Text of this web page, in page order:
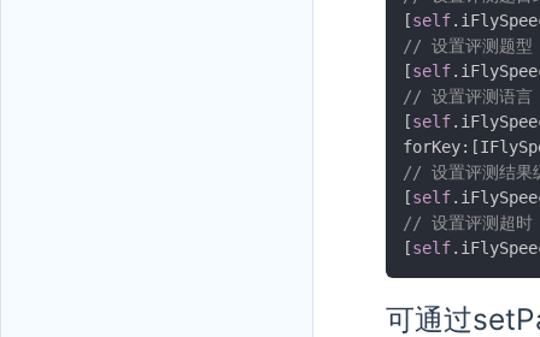
[self.
// 设置评测题型
[self.
// 设置评测语言
[self.
forKey: [
// 设置评测结果
[self.
// 设置评测超时
[self.
可通过